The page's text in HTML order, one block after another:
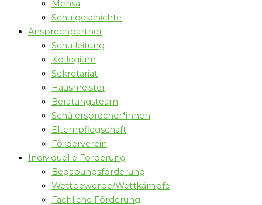
Mensa
Schulgeschichte
Ansprechpartner
Schulleitung
Kollegium
Sekretariat
Hausmeister
Beratungsteam
Schülersprecher*innen
Elternpflegschaft
Förderverein
Individuelle Förderung
Begabungsförderung
Wettbewerbe/Wettkämpfe
Fachliche Förderung